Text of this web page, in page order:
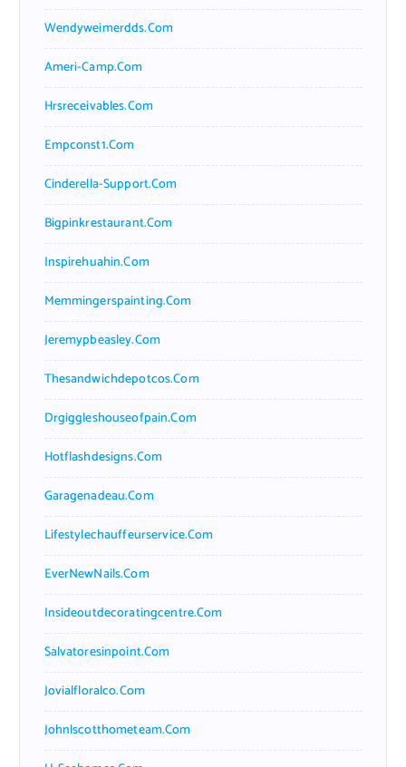
Wendyweimerdds.com
Ameri-Camp.com
Hrsreceivables.com
Empconst1.com
Cinderella-Support.com
Bigpinkrestaurant.com
Inspirehuahin.com
Memmingerspainting.com
Jeremypbeasley.com
Thesandwichdepotcos.com
Drgiggleshouseofpain.com
Hotflashdesigns.com
Garagenadeau.com
Lifestylechauffeurservice.com
EverNewNails.com
Insideoutdecoratingcentre.com
Salvatoresinpoint.com
Jovialfloralco.com
Johnlscotthometeam.com